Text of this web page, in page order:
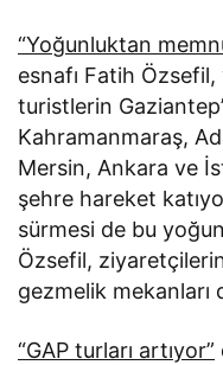
“Yoğunluktan
esnafı Fatih
turistlerin
Kahramanmaraş,
Mersin, Ankara ve
şehre hareket
sürmesi de bu
Özsefil,
gezmelik
“GAP turları artıyor”